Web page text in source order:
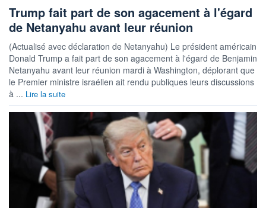
Trump fait part de son agacement à l'égard
de Netanyahu avant leur réunion
(Actualisé avec déclaration de Netanyahu) Le président américain
Donald Trump a fait part de son agacement à l'égard de Benjamin
Netanyahu avant leur réunion mardi à Washington, déplorant que
le Premier ministre israélien ait rendu publiques leurs discussions
à ... Lire la suite